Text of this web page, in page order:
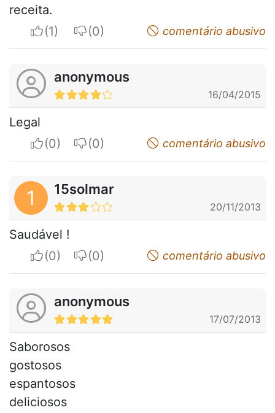
receita.
I apreciateI do not appreciatecomentário abusivo
anonymous
16/04/2015
Legal
I apreciateI do not appreciatecomentário abusivo
1 15solmar
20/11/2013
Saudável !
I apreciateI do not appreciatecomentário abusivo
anonymous
17/07/2013
Saborosos
gostosos
espantosos
deliciosos